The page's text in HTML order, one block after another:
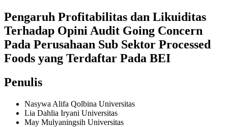
Pengaruh Profitabilitas dan Likuiditas
Terhadap Opini Audit Going Concern
Pada Perusahaan Sub Sektor Processed
Foods yang Terdaftar Pada BEI
Penulis
Nasywa Alifa Qolbina Universitas
Lia Dahlia Iryani Universitas
May Mulyaningsih Universitas